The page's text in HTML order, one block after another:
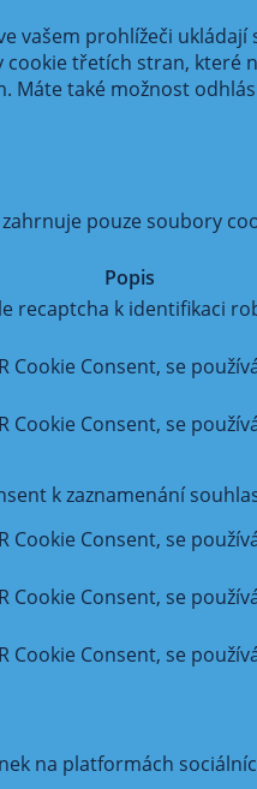
vašem prohlížeči
třetích stran, které
Máte také možnost
pouze soubory
Popis
recaptcha k identifikaci
Consent, se
Consent, se
k zaznamenání
Consent, se
Consent, se
Consent, se
na platformách